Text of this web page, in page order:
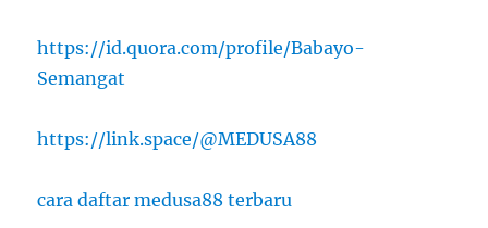
https://id.quora.com/profile/Babayo-
Semangat
https://link.space/@MEDUSA88
cara daftar medusa88 terbaru